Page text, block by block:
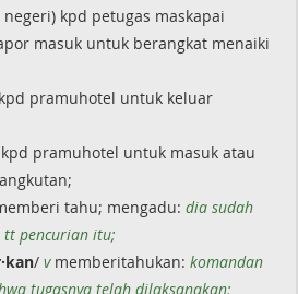
kpd petugas maskapai
masuk untuk berangkat menaiki
pramuhotel untuk keluar
pramuhotel untuk masuk atau
tahu; mengadu: dia sudah
pencurian itu;
/ vmemberitahukan: komandan
tugasnya telah dilaksanakan;